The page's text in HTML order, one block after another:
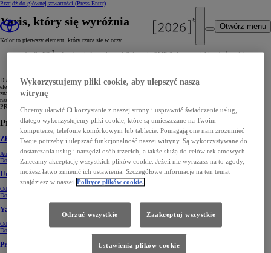
Przejdź do głównej zawartości (Press Enter)
Otwórz menu
Yaris, który się wyróżnia
Kolor to pierwszy element, który rzuca się w oczy
Studio ED2odegrało wiodącą rolę w zdefiniowaniu CMF (kolor, materiał i wykończenie)
Dla projektantów nowego Yarisa ważnym punktem była jakość sensoryczna. Dotyk, działanie i dźwięk
elementów sterujących, kolory, oświetlenie, kształty, wzory, grafika i ogólny wygląd – wszystko to miało
znaczenie. Wyróżniający się czerwony kolor Tokyo Fusion został opracowany specjalnie dla Yarisa przez
naszego projektanta CMF. Podkreśla mocny, odważny i dynamiczny charakter tego samochodu.
PRZESUŃ, ABY OBEJRZEĆ
Projekty Toyota Europe Design Development (ED²)
Złoty medal dla e-Palette
Autonomiczny i w pełni elektryczny
Dowiedz się więcej
Urozmaicenie segmentu A
Odważny i wyróżniający się projekt
Dowiedz się więcej
Yaris Cross i jego wyjątkowy charakter
Odpowiedź na zapotrzebowania europejskich klientów
Dowiedz się więcej
Przyszłość mobilności
Wykorzystujemy pliki cookie, aby ulepszyć naszą
witrynę
Chcemy ułatwić Ci korzystanie z naszej strony i usprawnić świadczenie usług,
dlatego wykorzystujemy pliki cookie, które są umieszczane na Twoim
komputerze, telefonie komórkowym lub tablecie. Pomagają one nam zrozumieć
Twoje potrzeby i ulepszać funkcjonalność naszej witryny. Są wykorzystywane do
dostarczania usług i narzędzi osób trzecich, a także służą do celów reklamowych.
Zalecamy akceptację wszystkich plików cookie. Jeżeli nie wyrażasz na to zgody,
możesz łatwo zmienić ich ustawienia. Szczegółowe informacje na ten temat
znajdziesz w naszej Polityce plików cookie.
Odrzuć wszystkie Zaakceptuj wszystkie
Ustawienia plików cookie